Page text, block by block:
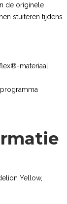
de originele
stuiteren tijdens
materiaal.
Yellow,